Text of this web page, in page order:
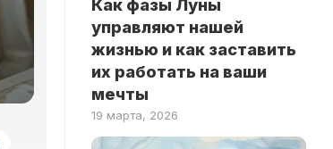
ТЕСТЫ
НА
ЛЮБОВЬ
ЗДОРОВЬЕ
РИТУАЛЫ
Как фазы Луны
управляют нашей
жизнью и как заставить
их работать на ваши
мечты
19 марта, 2026